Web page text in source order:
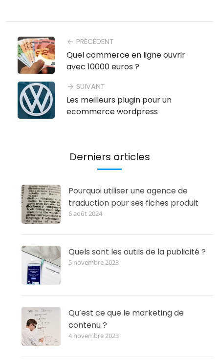
arrow_back PRÉCÉDENT
Quel commerce en ligne ouvrir
avec 10000 euros ?
arrow_forward SUIVANT
Les meilleurs plugin pour un
ecommerce wordpress
Derniers articles
Pourquoi utiliser une agence de
traduction pour ses fiches produit
6 août 2024
Quels sont les outils de la publicité ?
5 novembre 2023
Qu’est ce que le marketing de
contenu ?
4 novembre 2023